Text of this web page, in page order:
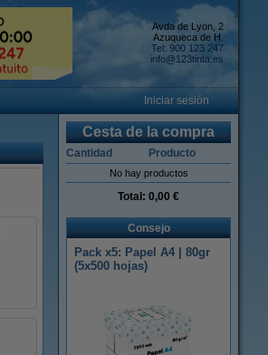
Avda de Lyon, 2
Azuqueca de H.
Tel: 900 123 247
info@123tinta.es
Iniciar sesión
Cesta de la compra
Cantidad Producto
No hay productos
Total: 0,00 €
Consejo
Pack x5: Papel A4 | 80gr
(5x500 hojas)